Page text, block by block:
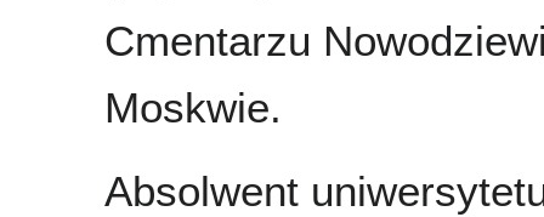
Cmentarzu
Moskwie.
Absolwent